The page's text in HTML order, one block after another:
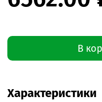
В
Характеристики